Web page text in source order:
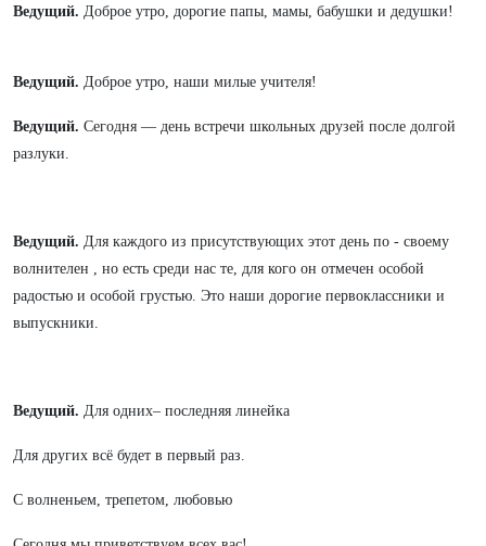
Ведущий. Доброе утро, дорогие папы, мамы, бабушки и дедушки!
Ведущий. Доброе утро, наши милые учителя!
Ведущий. Сегодня — день встречи школьных друзей после долгой
разлуки.
Ведущий. Для каждого из присутствующих этот день по - своему
волнителен , но есть среди нас те, для кого он отмечен особой
радостью и особой грустью. Это наши дорогие первоклассники и
выпускники.
Ведущий. Для одних– последняя линейка
Для других всё будет в первый раз.
С волненьем, трепетом, любовью